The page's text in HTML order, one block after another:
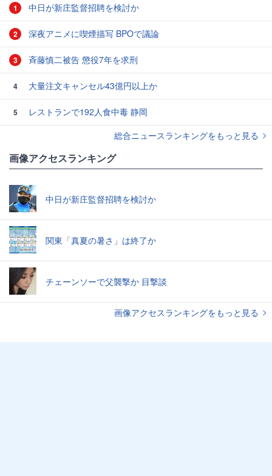
1 中日が新庄監督招聘を検討か
2 深夜アニメに喫煙描写 BPOで議論
3 斉藤慎二被告 懲役7年を求刑
4 大量注文キャンセル43億円以上か
5
レストランで192人食中毒 静岡
総合ニュースランキングをもっと見る
画像アクセスランキング
中日が新庄監督招聘を検討か
関東「真夏の暑さ」は終了か
チェーンソーで父襲撃か 目撃談
画像アクセスランキングをもっと見る